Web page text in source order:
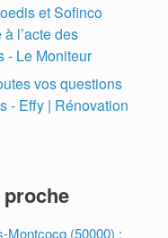
et Sofinco
l’acte des
- Le Moniteur
vos questions
- Effy | Rénovation
Montcocq (50000) :